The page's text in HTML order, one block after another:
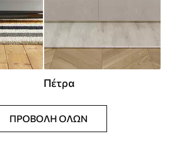
Πέτρα
ΠΡΟΒΟΛΉ ΌΛΩΝ